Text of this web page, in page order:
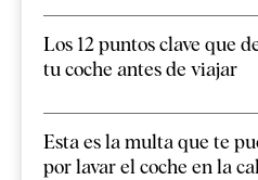
Los 12 puntos clave que
tu coche antes de viajar
Esta es la multa que te
por lavar el coche en la